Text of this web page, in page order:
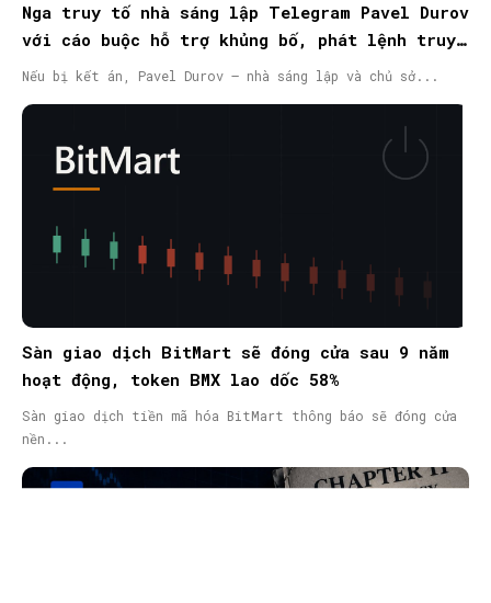
Nga truy tố nhà sáng lập Telegram Pavel Durov
với cáo buộc hỗ trợ khủng bố, phát lệnh truy
nã quốc tế
Nếu bị kết án, Pavel Durov – nhà sáng lập và chủ sở...
Sàn giao dịch BitMart sẽ đóng cửa sau 9 năm
hoạt động, token BMX lao dốc 58%
Sàn giao dịch tiền mã hóa BitMart thông báo sẽ đóng cửa
nền...